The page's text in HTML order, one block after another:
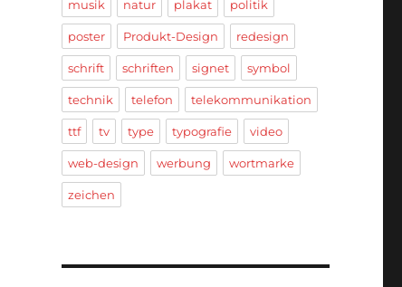
musik natur plakat politik
poster Produkt-Design redesign
schrift schriften signet symbol
technik telefon telekommunikation
ttf tv type typografie video
web-design werbung wortmarke
zeichen